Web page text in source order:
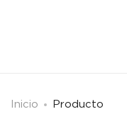
Inicio Producto